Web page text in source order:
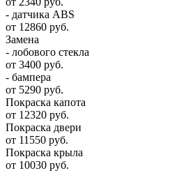
- датчика ABS
от 12860 руб.
Замена
- лобового стекла
от 3400 руб.
- бампера
от 5290 руб.
Покраска капота
от 12320 руб.
Покраска двери
от 11550 руб.
Покраска крыла
от 10030 руб.